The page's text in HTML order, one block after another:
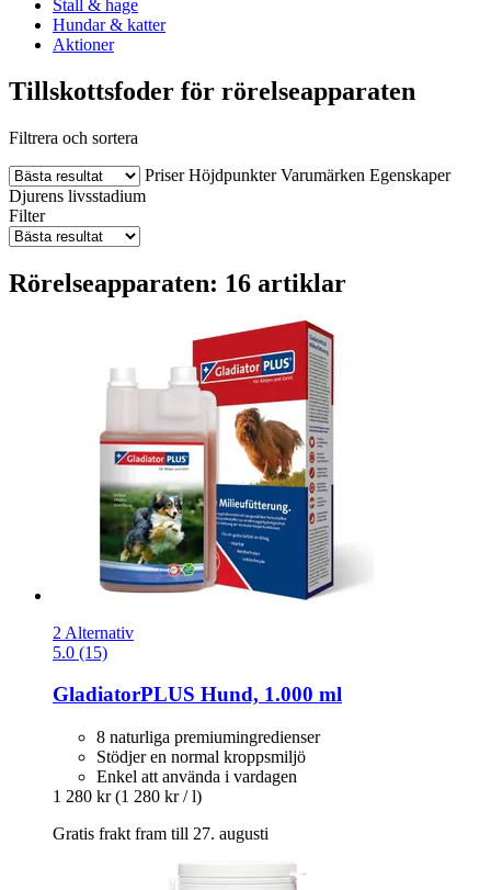
Stall & hage
Hundar & katter
Aktioner
Tillskottsfoder för rörelseapparaten
Filtrera och sortera
Priser Höjdpunkter Varumärken Egenskaper
Djurens livsstadium
Filter
Rörelseapparaten: 16 artiklar
2 Alternativ
5.0 (15)
GladiatorPLUS Hund, 1.000 ml
8 naturliga premiumingredienser
Stödjer en normal kroppsmiljö
Enkel att använda i vardagen
1 280 kr (1 280 kr / l)
Gratis frakt fram till 27. augusti